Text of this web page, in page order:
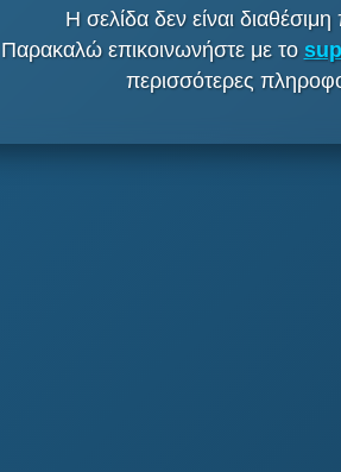
Η σελίδα δεν είναι
Παρακαλώ επικοινωνήστε με το
περισσότερες